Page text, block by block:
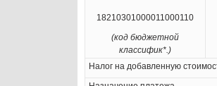
18210301000011000110
(код бюджетной
классифик*.)
Налог на добавленную